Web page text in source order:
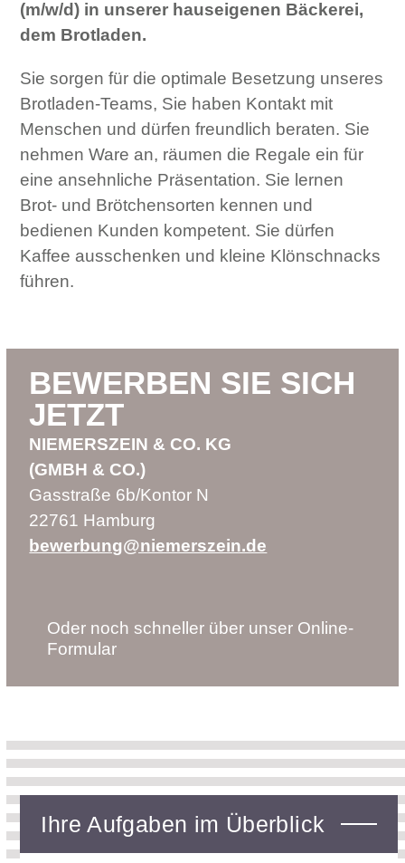
(m/w/d) in unserer hauseigenen Bäckerei,
dem Brotladen.
Sie sorgen für die optimale Besetzung unseres
Brotladen-Teams, Sie haben Kontakt mit
Menschen und dürfen freundlich beraten. Sie
nehmen Ware an, räumen die Regale ein für
eine ansehnliche Präsentation. Sie lernen
Brot- und Brötchensorten kennen und
bedienen Kunden kompetent. Sie dürfen
Kaffee ausschenken und kleine Klönschnacks
führen.
BEWERBEN SIE SICH
JETZT
NIEMERSZEIN & CO. KG
(GMBH & CO.)
Gasstraße 6b/Kontor N
22761 Hamburg
bewerbung@niemerszein.de
Oder noch schneller über unser Online-
Formular
Ihre Aufgaben im Überblick